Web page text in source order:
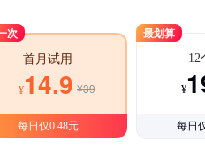
次
首月试用
¥14.9 ¥39
每日仅0.48元
最划算
12
¥
每日